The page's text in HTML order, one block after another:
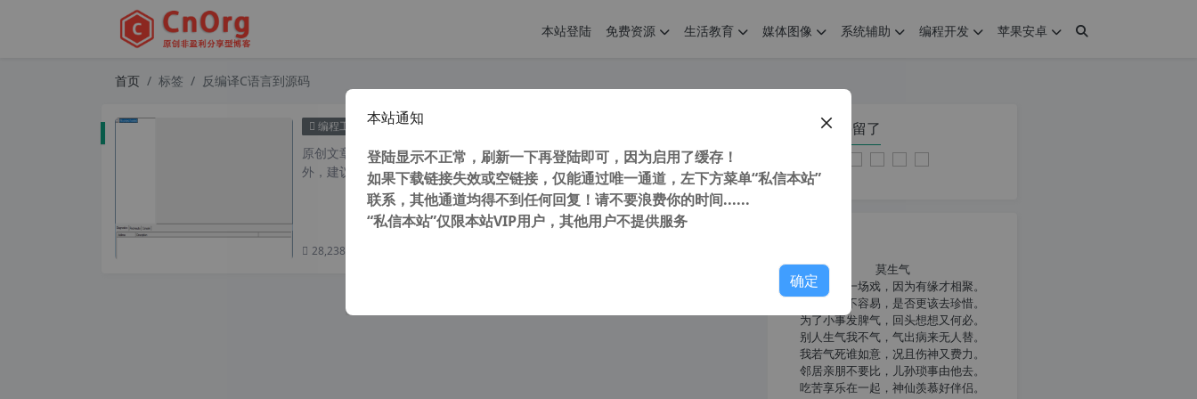
本站登陆 免费资源 生活教育 媒体图像 系统辅助 编程开发 苹果安卓
首页 标签 反编译C语言到源码
编程工具 可能是唯一通用代码c语言反编译到源码工具 Reko Decompiler v0.11.1
原创文章，转载请注明： 转载自cnorg.12hp.de 注意：由于网站空间位于国
外，建议避开晚上的访问高峰期...
28,238 次浏览
您在本页停留了
莫生气
人生就像一场戏，因为有缘才相聚。
相扶到老不容易，是否更该去珍惜。
为了小事发脾气，回头想想又何必。
别人生气我不气，气出病来无人替。
我若气死谁如意，况且伤神又费力。
邻居亲朋不要比，儿孙琐事由他去。
吃苦享乐在一起，神仙羡慕好伴侣。
本站通知
登陆显示不正常，刷新一下再登陆即可，因为启用了缓存！
如果下载链接失效或空链接，仅能通过唯一通道，左下方菜单“私信本站”
联系，其他通道均得不到任何回复！请不要浪费你的时间......
“私信本站”仅限本站VIP用户，其他用户不提供服务
确定